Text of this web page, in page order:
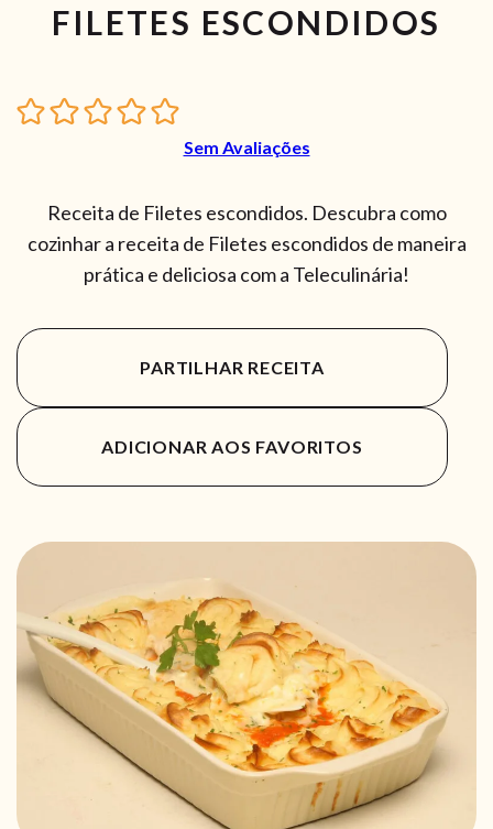
FILETES ESCONDIDOS
Sem Avaliações
Receita de Filetes escondidos. Descubra como
cozinhar a receita de Filetes escondidos de maneira
prática e deliciosa com a Teleculinária!
PARTILHAR RECEITA
ADICIONAR AOS FAVORITOS